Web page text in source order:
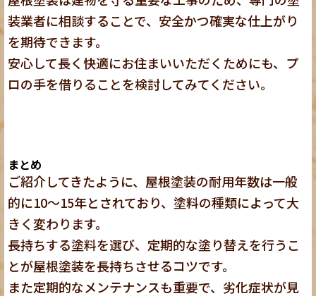
装業者に相談することで、安全かつ確実な仕上がり
を期待できます。
安心して長く快適にお住まいいただくためにも、プ
ロの手を借りることを検討してみてください。
まとめ
ご紹介してきたように、屋根塗装の耐用年数は一般
的に10～15年とされており、塗料の種類によって大
きく変わります。
長持ちする塗料を選び、定期的な塗り替えを行うこ
とが屋根塗装を長持ちさせるコツです。
また定期的なメンテナンスも重要で、劣化症状が見